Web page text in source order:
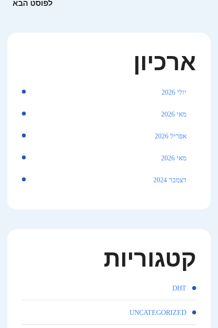
ארכיון
יולי 2026
מאי 2026
אפריל 2026
מאי 2026
דצמבר 2024
קטגוריות
DHT
UNCATEGORIZED